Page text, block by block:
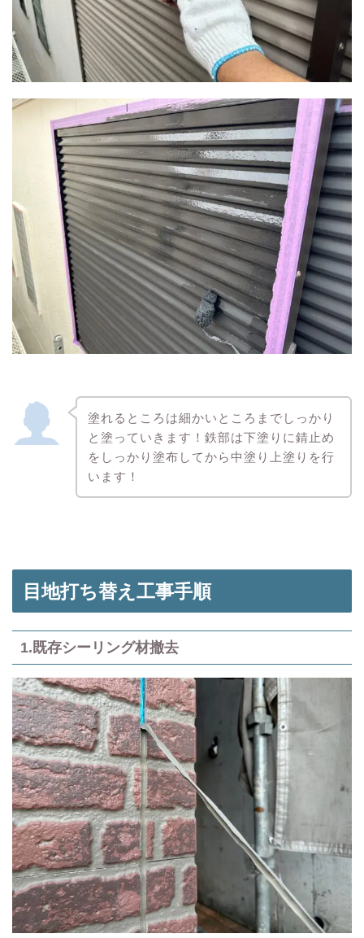
塗れるところは細かいところまでしっかり
と塗っていきます！鉄部は下塗りに錆止め
をしっかり塗布してから中塗り上塗りを行
います！
目地打ち替え工事手順
1.既存シーリング材撤去